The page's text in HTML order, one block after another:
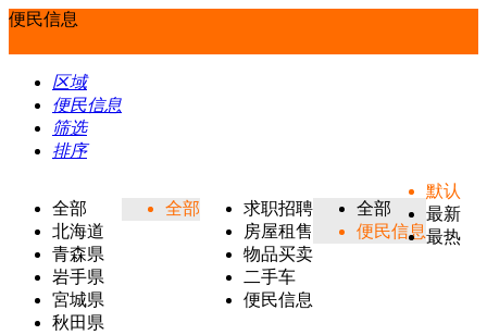
便民信息
区域
便民信息
筛选
排序
全部
北海道
青森県
岩手県
宮城県
秋田県
全部
求职招聘
房屋租售
物品买卖
二手车
便民信息
全部
便民信息
默认
最新
最热